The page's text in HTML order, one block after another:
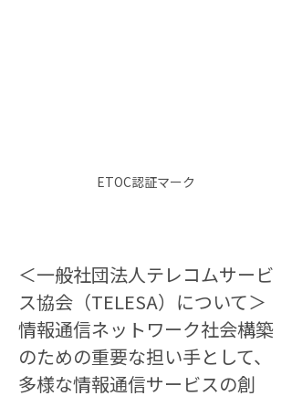
ETOC認証マーク
＜一般社団法人テレコムサービ
ス協会（TELESA）について＞
情報通信ネットワーク社会構築
のための重要な担い手として、
多様な情報通信サービスの創